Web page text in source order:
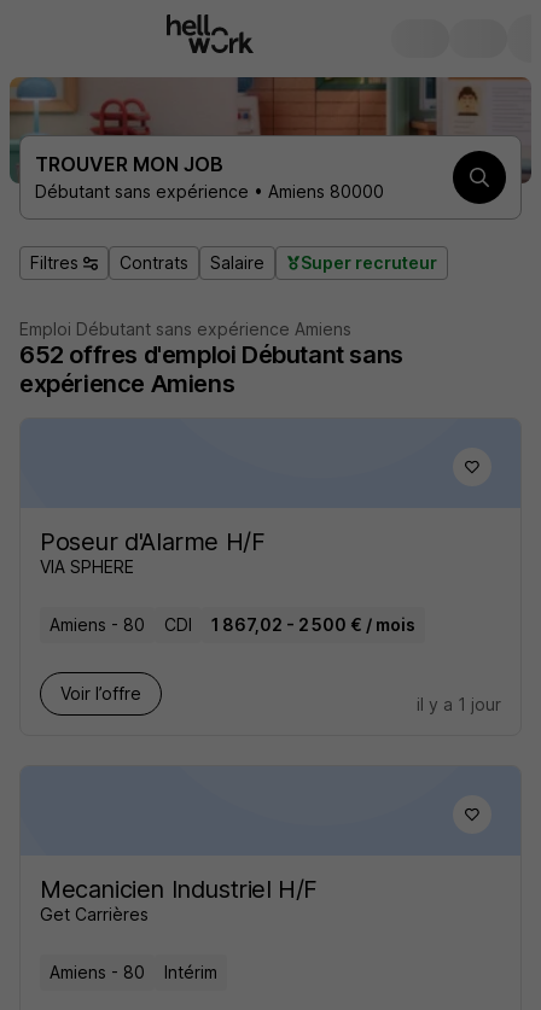
TROUVER MON JOB
Débutant sans expérience • Amiens 80000
Filtres Contrats Salaire Super recruteur
Emploi Débutant sans expérience Amiens
652 offres d'emploi Débutant sans
expérience Amiens
Poseur d'Alarme H/F
VIA SPHERE
Amiens - 80 CDI 1 867,02 - 2 500 € / mois
Voir l’offre
il y a 1 jour
Mecanicien Industriel H/F
Get Carrières
Amiens - 80 Intérim